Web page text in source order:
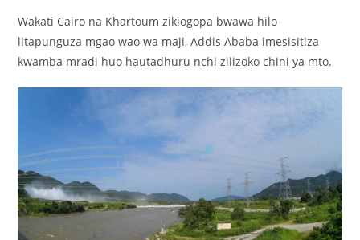
Wakati Cairo na Khartoum zikiogopa bwawa hilo
litapunguza mgao wao wa maji, Addis Ababa imesisitiza
kwamba mradi huo hautadhuru nchi zilizoko chini ya mto.